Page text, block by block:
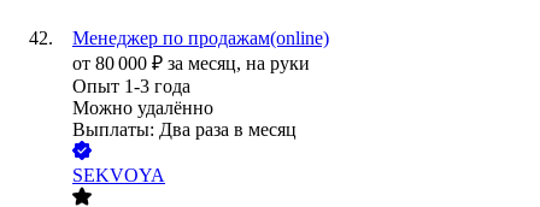
Менеджер по продажам(online)
от 80 000 ₽ за месяц, на руки
Опыт 1-3 года
Можно удалённо
Выплаты: Два раза в месяц
SEKVOYA